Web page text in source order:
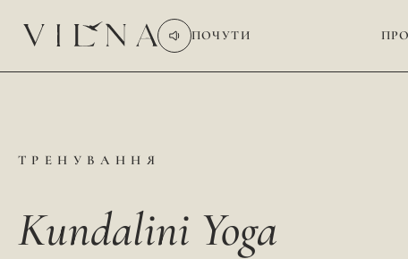
ПОЧУТИ
ТРЕНУВАННЯ
Kundalini Yoga